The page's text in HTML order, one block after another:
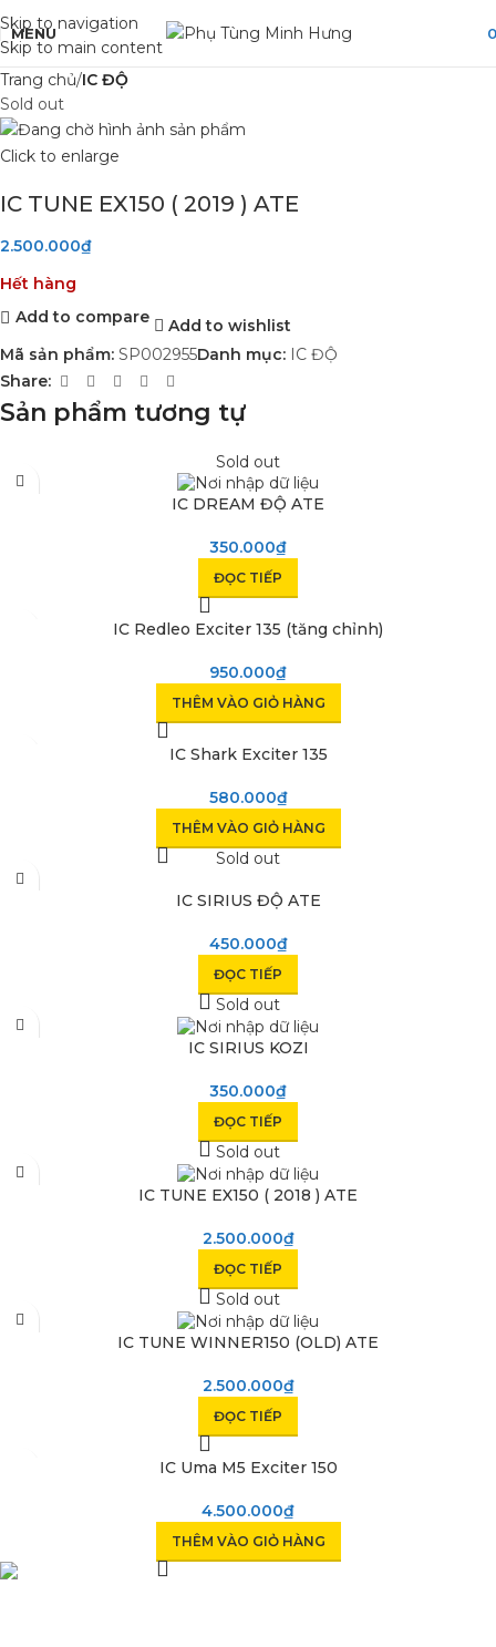
Skip to navigation
Skip to main content
MENU 0
Trang chủ IC ĐỘ
Sold out
Click to enlarge
IC TUNE EX150 ( 2019 ) ATE
2.500.000₫
Hết hàng
Add to compare
Add to wishlist
Mã sản phẩm: SP002955Danh mục: IC ĐỘ
Share:
Sản phẩm tương tự
Sold out
IC DREAM ĐỘ ATE
350.000₫
ĐỌC TIẾP
IC Redleo Exciter 135 (tăng chỉnh)
950.000₫
THÊM VÀO GIỎ HÀNG
IC Shark Exciter 135
580.000₫
THÊM VÀO GIỎ HÀNG
Sold out
IC SIRIUS ĐỘ ATE
450.000₫
ĐỌC TIẾP
Sold out
IC SIRIUS KOZI
350.000₫
ĐỌC TIẾP
Sold out
IC TUNE EX150 ( 2018 ) ATE
2.500.000₫
ĐỌC TIẾP
Sold out
IC TUNE WINNER150 (OLD) ATE
2.500.000₫
ĐỌC TIẾP
IC Uma M5 Exciter 150
4.500.000₫
THÊM VÀO GIỎ HÀNG